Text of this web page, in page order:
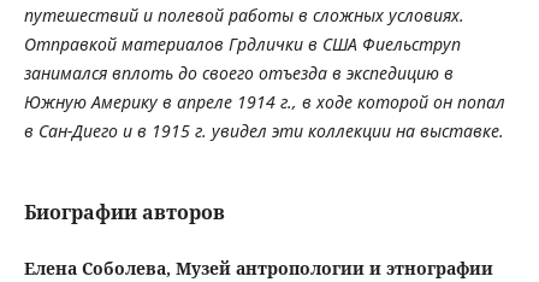
путешествий и полевой работы в сложных условиях.
Отправкой материалов Грдлички в США Фиельструп
занимался вплоть до своего отъезда в экспедицию в
Южную Америку в апреле 1914 г., в ходе которой он попал
в Сан-Диего и в 1915 г. увидел эти коллекции на выставке.
Биографии авторов
Елена Соболева, Музей антропологии и этнографии